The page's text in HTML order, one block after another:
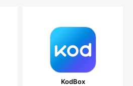
KodBox